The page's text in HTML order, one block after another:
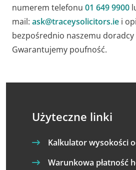
numerem telefonu 01 649 9900
mail: ask@traceysolicitors.ie i
bezpośrednio naszemu
Gwarantujemy poufność.
Użyteczne linki
Kalkulator wysokości
Warunkowa płatność